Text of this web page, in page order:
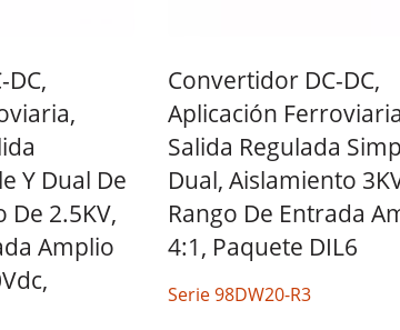
Y Dual De
De 2.5KV,
Amplio
Convertidor DC-DC,
Aplicación
Salida Regulada
Dual, Aislamiento
Rango De Entrada
4:1, Paquete DIL6
Serie 98DW20-R3